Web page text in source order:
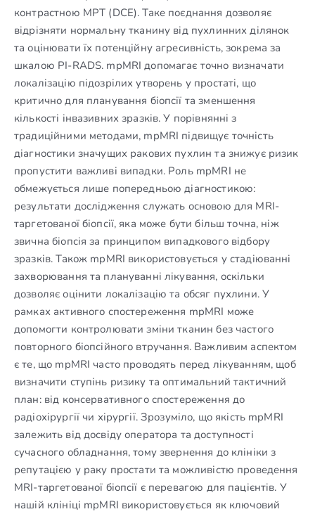
контрастною МРТ (DCE). Таке поєднання дозволяє
відрізняти нормальну тканину від пухлинних ділянок
та оцінювати їх потенційну агресивність, зокрема за
шкалою PI-RADS. mpMRI допомагає точно визначати
локалізацію підозрілих утворень у простаті, що
критично для планування біопсії та зменшення
кількості інвазивних зразків. У порівнянні з
традиційними методами, mpMRI підвищує точність
діагностики значущих ракових пухлин та знижує ризик
пропустити важливі випадки. Роль mpMRI не
обмежується лише попередньою діагностикою:
результати дослідження служать основою для MRI-
таргетованої біопсії, яка може бути більш точна, ніж
звична біопсія за принципом випадкового відбору
зразків. Також mpMRI використовується у стадіюванні
захворювання та плануванні лікування, оскільки
дозволяє оцінити локалізацію та обсяг пухлини. У
рамках активного спостереження mpMRI може
допомогти контролювати зміни тканин без частого
повторного біопсійного втручання. Важливим аспектом
є те, що mpMRI часто проводять перед лікуванням, щоб
визначити ступінь ризику та оптимальний тактичний
план: від консервативного спостереження до
радіохірургії чи хірургії. Зрозуміло, що якість mpMRI
залежить від досвіду оператора та доступності
сучасного обладнання, тому звернення до клініки з
репутацією у раку простати та можливістю проведення
MRI-таргетованої біопсії є перевагою для пацієнтів. У
нашій клініці mpMRI використовується як ключовий